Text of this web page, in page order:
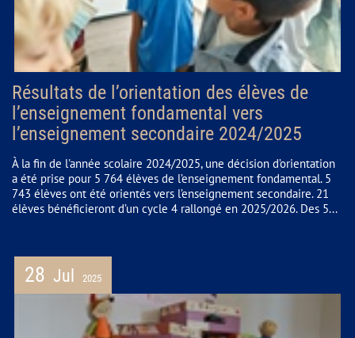
Résultats de l’orientation des élèves de
l’enseignement fondamental vers
l’enseignement secondaire 2024/2025
À la fin de l'année scolaire 2024/2025, une décision d’orientation
a été prise pour 5 764 élèves de l’enseignement fondamental. 5
743 élèves ont été orientés vers l’enseignement secondaire. 21
élèves bénéficieront d’un cycle 4 rallongé en 2025/2026. Des 5...
28 Jul 2025